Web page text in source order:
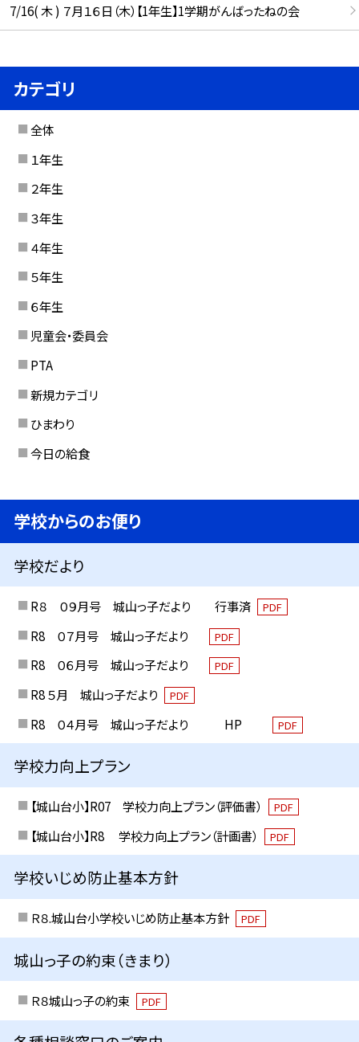
7/16( 木 ) ７月１６日（木）【1年生】1学期がんばったねの会
カテゴリ
全体
１年生
２年生
３年生
４年生
５年生
６年生
児童会・委員会
PTA
新規カテゴリ
ひまわり
今日の給食
学校からのお便り
学校だより
R８ ０９月号 城山っ子だより 行事済 PDF
R8 ０７月号 城山っ子だより PDF
R8 ０６月号 城山っ子だより PDF
R8 ５月 城山っ子だより PDF
R8 ０４月号 城山っ子だより HP PDF
学校力向上プラン
【城山台小】R07 学校力向上プラン（評価書） PDF
【城山台小】R8 学校力向上プラン（計画書） PDF
学校いじめ防止基本方針
Ｒ８.城山台小学校いじめ防止基本方針 PDF
城山っ子の約束（きまり）
Ｒ８城山っ子の約束 PDF